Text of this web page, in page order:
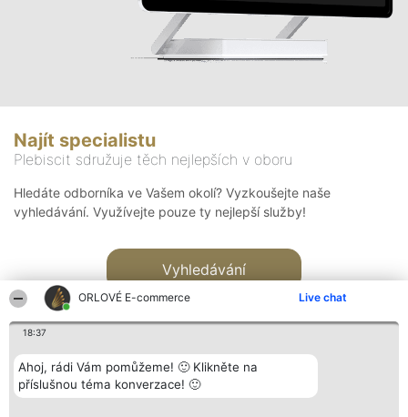
ORLOVÉ E-commerce Live chat
18:37
Ahoj, rádi Vám pomůžeme! 🙂 Klikněte na
příslušnou téma konverzace! 🙂
Najít specialistu
Plebiscit sdružuje těch nejlepších v oboru
Hledáte odborníka ve Vašem okolí? Vyzkoušejte naše
vyhledávání. Využívejte pouze ty nejlepší služby!
Vyhledávání